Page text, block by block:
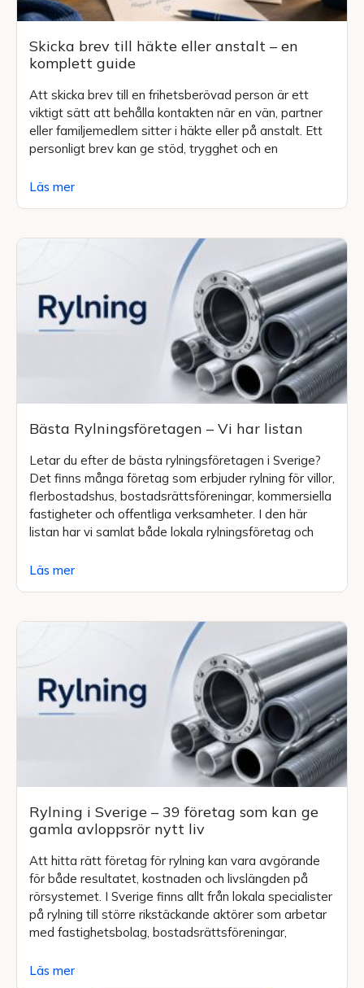
Skicka brev till häkte eller anstalt – en
komplett guide
Att skicka brev till en frihetsberövad person är ett
viktigt sätt att behålla kontakten när en vän, partner
eller familjemedlem sitter i häkte eller på anstalt. Ett
personligt brev kan ge stöd, trygghet och en
Läs mer
Bästa Rylningsföretagen – Vi har listan
Letar du efter de bästa rylningsföretagen i Sverige?
Det finns många företag som erbjuder rylning för villor,
flerbostadshus, bostadsrättsföreningar, kommersiella
fastigheter och offentliga verksamheter. I den här
listan har vi samlat både lokala rylningsföretag och
Läs mer
Rylning i Sverige – 39 företag som kan ge
gamla avloppsrör nytt liv
Att hitta rätt företag för rylning kan vara avgörande
för både resultatet, kostnaden och livslängden på
rörsystemet. I Sverige finns allt från lokala specialister
på rylning till större rikstäckande aktörer som arbetar
med fastighetsbolag, bostadsrättsföreningar,
Läs mer